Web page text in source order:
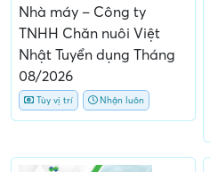
Nhà máy – Công ty
TNHH Chăn nuôi Việt
Nhật Tuyển dụng Tháng
08/2026
Tùy vị trí Nhận luôn